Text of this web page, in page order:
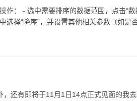
作： - 选中需要排序的数据范围，点击“数
选择“降序”，并设置其他相关参数（如是否
，还有即将于11月1日14点正式见面的我